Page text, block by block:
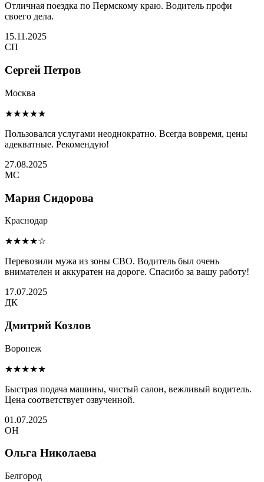
Отличная поездка по Пермскому краю. Водитель профи
своего дела.
15.11.2025
СП
Сергей Петров
Москва
★★★★★
Пользовался услугами неоднократно. Всегда вовремя, цены
адекватные. Рекомендую!
27.08.2025
МС
Мария Сидорова
Краснодар
★★★★☆
Перевозили мужа из зоны СВО. Водитель был очень
внимателен и аккуратен на дороге. Спасибо за вашу работу!
17.07.2025
ДК
Дмитрий Козлов
Воронеж
★★★★★
Быстрая подача машины, чистый салон, вежливый водитель.
Цена соответствует озвученной.
01.07.2025
ОН
Ольга Николаева
Белгород